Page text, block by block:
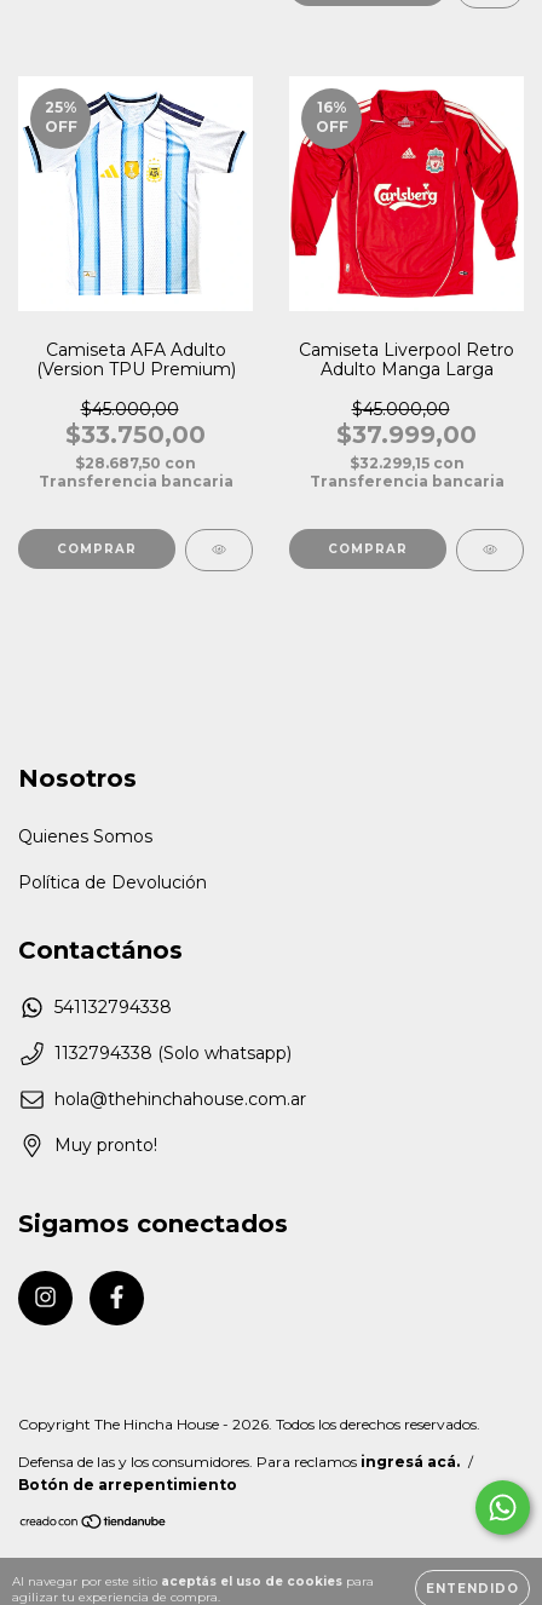
Al navegar por este sitio aceptás el uso de cookies para
agilizar tu experiencia de compra.
ENTENDIDO
25%
OFF
Camiseta AFA Adulto
(Version TPU Premium)
$45.000,00
$33.750,00
$28.687,50 con
Transferencia bancaria
COMPRAR
16%
OFF
Camiseta Liverpool Retro
Adulto Manga Larga
$45.000,00
$37.999,00
$32.299,15 con
Transferencia bancaria
COMPRAR
Nosotros
Quienes Somos
Política de Devolución
Contactános
541132794338
1132794338 (Solo whatsapp)
hola@thehinchahouse.com.ar
Muy pronto!
Sigamos conectados
Copyright The Hincha House - 2026. Todos los derechos reservados.
Defensa de las y los consumidores. Para reclamos ingresá acá. /
Botón de arrepentimiento